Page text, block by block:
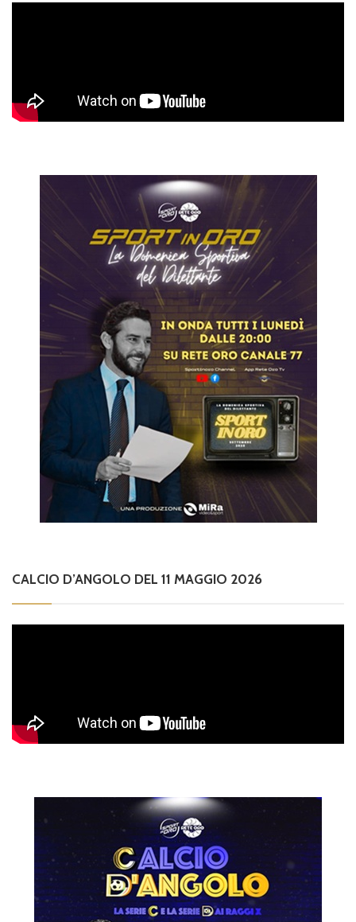
CALCIO D’ANGOLO DEL 11 MAGGIO 2026